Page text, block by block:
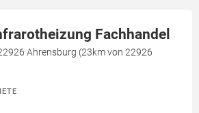
Fachhandel
Ahrensburg (23km von 22926